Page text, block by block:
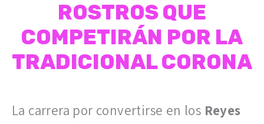
ROSTROS QUE
COMPETIRÁN POR LA
TRADICIONAL CORONA
La carrera por convertirse en los Reyes